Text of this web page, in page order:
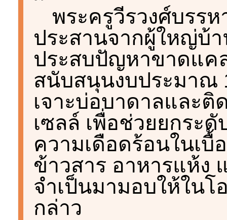
พระครูวีรวงศ์บรรห
ประสานจากผู้ใหญ่บ้
ประสบปัญหาขาดแค
สนับสนุนงบประมาณ
เจาะบ่อบาดาลและ
เซลล์ เพื่อช่วยยกระ
ความเดือดร้อนในเ
ข้าวสาร อาหารแห้ง
จำเป็นมามอบให้ใน
กล่าว